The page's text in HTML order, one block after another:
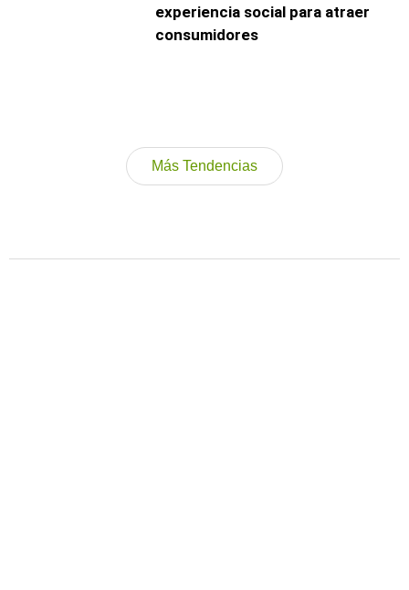
experiencia social para atraer
consumidores
Más Tendencias